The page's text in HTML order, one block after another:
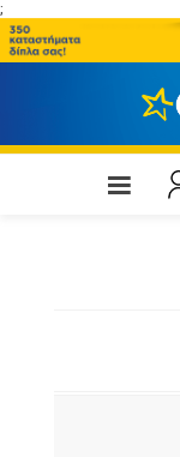
;